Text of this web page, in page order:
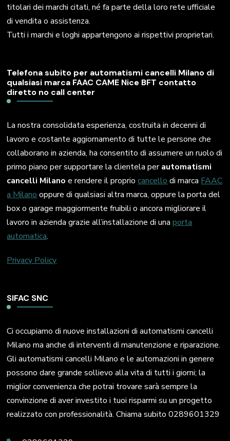
titolari dei marchi citati, né fa parte della loro rete ufficiale
di vendita o assistenza.
Tutti i marchi e loghi appartengono ai rispettivi proprietari.
Telefona subito per automatismi cancelli Milano di
qualsiasi marca FAAC CAME Nice BFT contatto
diretto no call center
La nostra consolidata esperienza, costruita in decenni di
lavoro e costante aggiornamento di tutte le persone che
collaborano in azienda, ha consentito di assumere un ruolo di
primo piano per supportare la clientela perautomatismi
cancelli Milano e rendere il propriocancello di marca FAAC
a Milano oppure di qualsiasi altra marca, oppure la porta del
box o garage maggiormente fruibili o ancora migliorare il
lavoro in azienda grazie all’installazione di unaporta
automatica.
Privacy Policy
SIFAC SNC
Ci occupiamo di nuove installazioni di automatismi cancelli
Milano ma anche di interventi di manutenzione e riparazione.
Gli automatismi cancelli Milano e le automazioni in genere
possono dare grande sollievo alla vita di tutti i giorni; la
miglior convenienza che potrai trovare sarà sempre la
convinzione di aver investito i tuoi risparmi su un progetto
realizzato con professionalità. Chiama subito 0289601329